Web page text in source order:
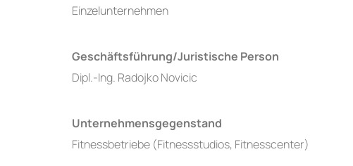
Einzelunternehmen
Geschäftsführung/Juristische Person
Dipl.-Ing. Radojko Novicic
Unternehmensgegenstand
Fitnessbetriebe (Fitnessstudios, Fitnesscenter)